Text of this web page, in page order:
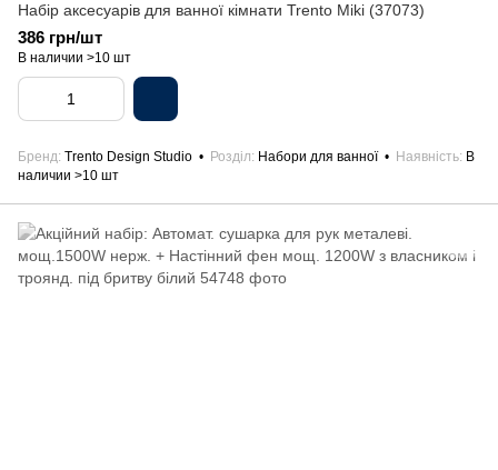
Набір аксесуарів для ванної кімнати Trento Miki (37073)
386 грн/шт
В наличии >10 шт
Бренд Trento Design Studio Розділ Набори для ванної Наявність В
наличии >10 шт